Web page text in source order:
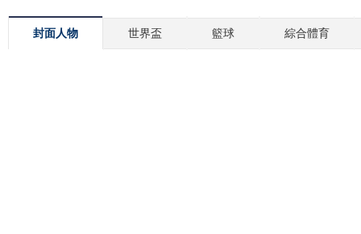
封面人物 世界盃 籃球 綜合體育